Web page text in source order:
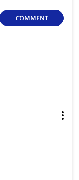
COMMENT